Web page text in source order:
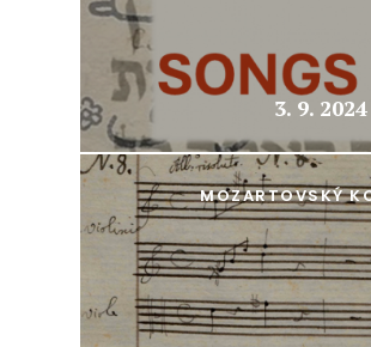
3. 9. 2024
MOZARTOVSKÝ